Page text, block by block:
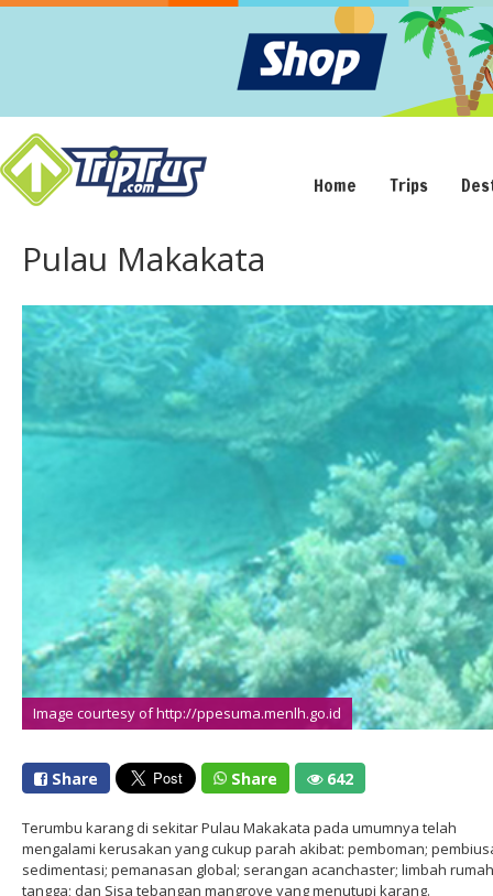
Home Trips
Pulau Makakata
Image courtesy of http://ppesuma.menlh.go.id
Share Share 642
Terumbu karang di sekitar Pulau Makakata pada umumnya telah
mengalami kerusakan yang cukup parah akibat: pemboman;
sedimentasi; pemanasan global; serangan acanchaster; limbah rumah
tangga; dan Sisa tebangan mangrove yang menutupi karang.